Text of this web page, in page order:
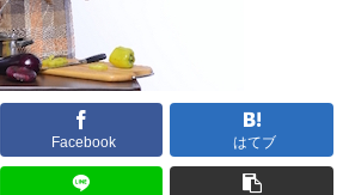
Facebook はてブ